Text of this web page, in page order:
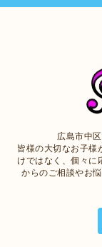
広島市中
皆様の大切なお子様
けではなく、個々に
からのご相談やお